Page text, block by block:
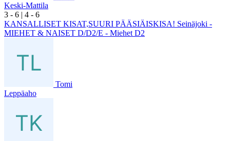
Keski-Mattila
3 - 6 | 4 - 6
KANSALLISET KISAT,SUURI PÄÄSIÄISKISA! Seinäjoki -
MIEHET & NAISET D/D2/E - Miehet D2
Tomi
Leppäaho